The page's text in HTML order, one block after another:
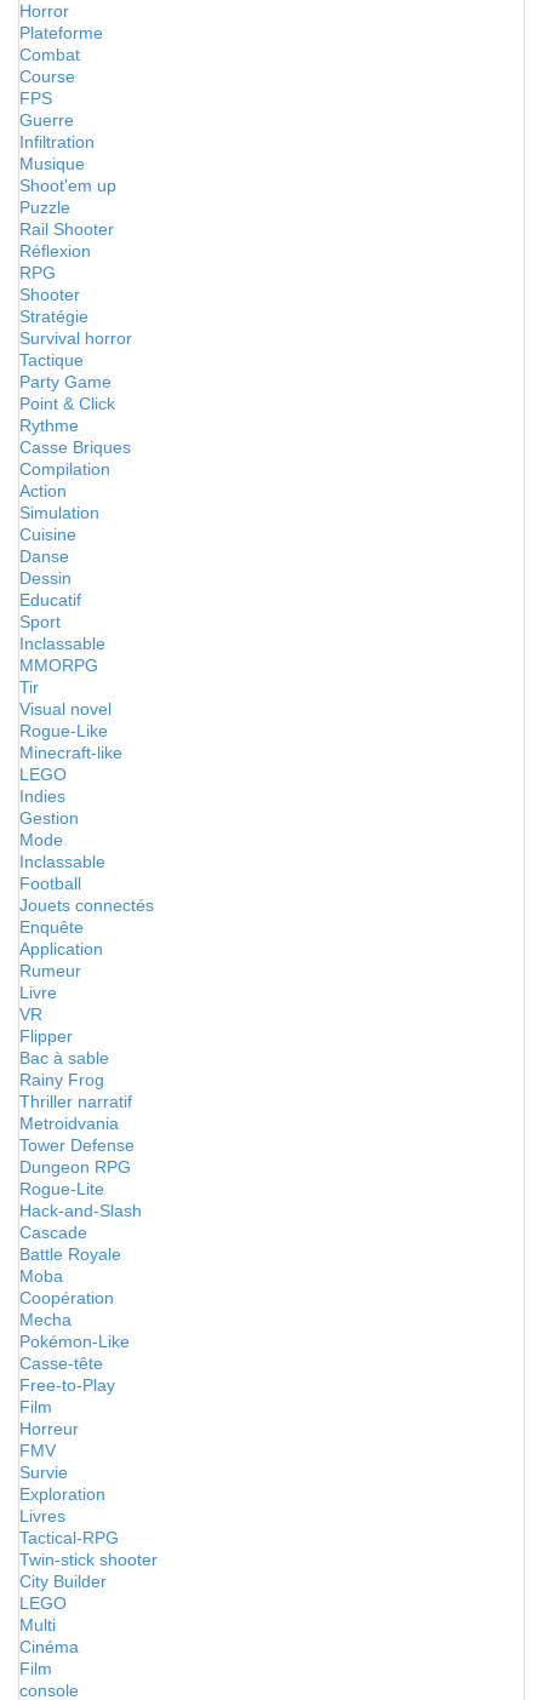
Horror
Plateforme
Combat
Course
FPS
Guerre
Infiltration
Musique
Shoot'em up
Puzzle
Rail Shooter
Réflexion
RPG
Shooter
Stratégie
Survival horror
Tactique
Party Game
Point & Click
Rythme
Casse Briques
Compilation
Action
Simulation
Cuisine
Danse
Dessin
Educatif
Sport
Inclassable
MMORPG
Tir
Visual novel
Rogue-Like
Minecraft-like
LEGO
Indies
Gestion
Mode
Inclassable
Football
Jouets connectés
Enquête
Application
Rumeur
Livre
VR
Flipper
Bac à sable
Rainy Frog
Thriller narratif
Metroidvania
Tower Defense
Dungeon RPG
Rogue-Lite
Hack-and-Slash
Cascade
Battle Royale
Moba
Coopération
Mecha
Pokémon-Like
Casse-tête
Free-to-Play
Film
Horreur
FMV
Survie
Exploration
Livres
Tactical-RPG
Twin-stick shooter
City Builder
LEGO
Multi
Cinéma
Film
console